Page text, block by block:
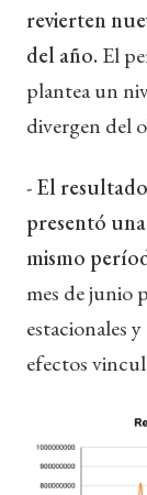
revierten
del año. El
plantea un
divergen del
-El
presentó
mismo
mes de junio
estacionales
efectos